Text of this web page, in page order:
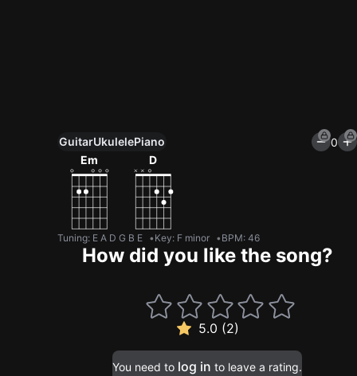
Unlock All Tools
100+ tunings, chord games & metronome
Get now
GuitarUkulelePiano
0
Em
D
Tuning: E A D G B E Key: F minor BPM: 46
How did you like the song?
5.0 (2)
You need to log in to leave a rating.